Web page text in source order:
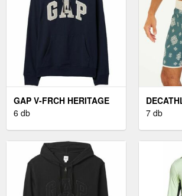
GAP V-FRCH HERITAGE
LOGO FÉRFI PULÓVER,
6 db 7 db